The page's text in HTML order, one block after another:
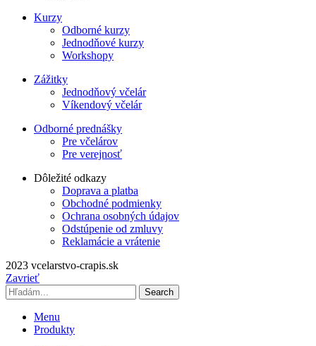
Kurzy
Odborné kurzy
Jednodňové kurzy
Workshopy
Zážitky
Jednodňový včelár
Víkendový včelár
Odborné prednášky
Pre včelárov
Pre verejnosť
Dôležité odkazy
Doprava a platba
Obchodné podmienky
Ochrana osobných údajov
Odstúpenie od zmluvy
Reklamácie a vrátenie
2023 vcelarstvo-crapis.sk
Zavrieť
Search
Menu
Produkty